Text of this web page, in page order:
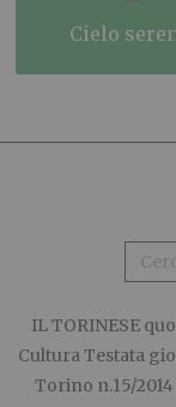
cielo
IL TORINESE
Cultura Testata
Torino n.15/